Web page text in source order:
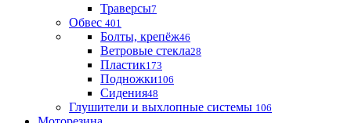
Траверсы7
Обвес 401
Болты, крепёж46
Ветровые стекла28
Пластик173
Подножки106
Сидения48
Глушители и выхлопные системы 106